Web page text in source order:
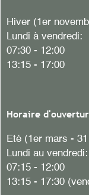
Hiver (1er
Lundi à vendredi:
07:30 - 12:00
13:15 - 17:00
Horaire
Eté (1er mars -
Lundi au vendredi:
07:15 - 12:00
13:15 - 17:30